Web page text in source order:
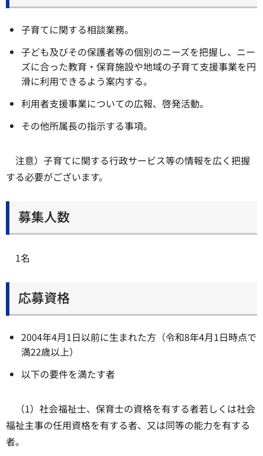
子育てに関する相談業務。
子ども及びその保護者等の個別のニーズを把握し、ニー
ズに合った教育・保育施設や地域の子育て支援事業を円
滑に利用できるよう案内する。
利用者支援事業についての広報、啓発活動。
その他所属長の指示する事項。
注意）子育てに関する行政サービス等の情報を広く把握
する必要がございます。
募集人数
1名
応募資格
2004年4月1日以前に生まれた方（令和8年4月1日時点で
満22歳以上）
以下の要件を満たす者
（1）社会福祉士、保育士の資格を有する者若しくは社会
福祉主事の任用資格を有する者、又は同等の能力を有する
者。